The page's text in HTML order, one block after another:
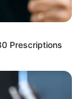
Prescriptions